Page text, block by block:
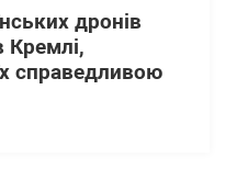
дронів
Кремлі,
справедливою